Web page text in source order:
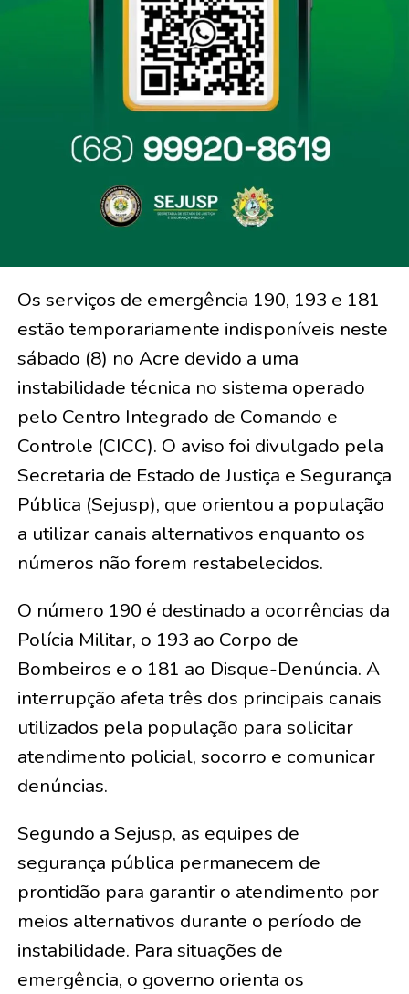
Os serviços de emergência 190, 193 e 181
estão temporariamente indisponíveis neste
sábado (8) no Acre devido a uma
instabilidade técnica no sistema operado
pelo Centro Integrado de Comando e
Controle (CICC). O aviso foi divulgado pela
Secretaria de Estado de Justiça e Segurança
Pública (Sejusp), que orientou a população
a utilizar canais alternativos enquanto os
números não forem restabelecidos.
O número 190 é destinado a ocorrências da
Polícia Militar, o 193 ao Corpo de
Bombeiros e o 181 ao Disque-Denúncia. A
interrupção afeta três dos principais canais
utilizados pela população para solicitar
atendimento policial, socorro e comunicar
denúncias.
Segundo a Sejusp, as equipes de
segurança pública permanecem de
prontidão para garantir o atendimento por
meios alternativos durante o período de
instabilidade. Para situações de
emergência, o governo orienta os